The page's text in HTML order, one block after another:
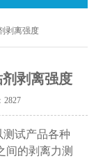
剥离强度
剥离强度
2827
试产品各种
间的剥离力测